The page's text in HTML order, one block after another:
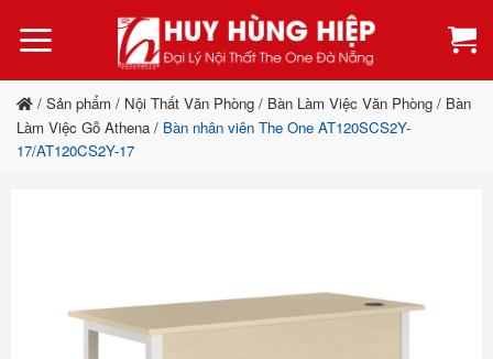
qua
dung
/ Sản phẩm / Nội Thất Văn Phòng / Bàn Làm Việc Văn Phòng / Bàn
Làm Việc Gỗ Athena / Bàn nhân viên The One AT120SCS2Y-
17/AT120CS2Y-17